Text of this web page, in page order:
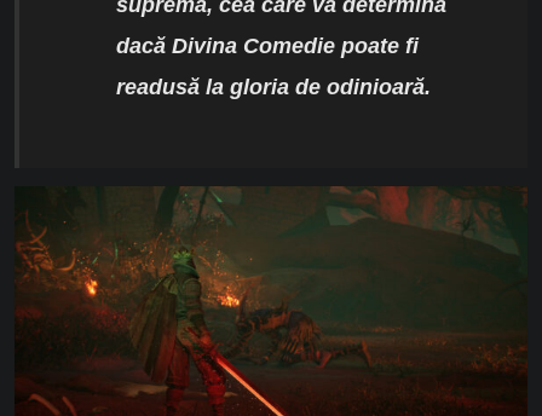
dacă Divina Comedie poate fi
readusă la gloria de odinioară.